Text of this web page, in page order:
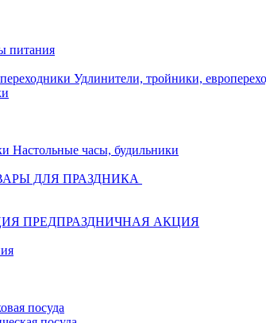
питания
Удлинители, тройники,
Настольные часы, будильники
ДЛЯ ПРАЗДНИКА
ПРЕДПРАЗДНИЧНАЯ АКЦИЯ
посуда